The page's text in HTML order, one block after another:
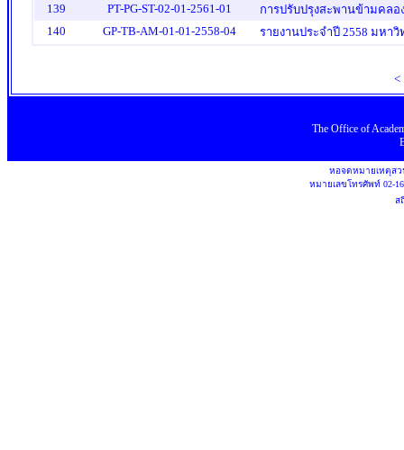
139
PT-PG-ST-02-01-2561-01
การปรับปรุงสะพานข้ามคล
140
GP-TB-AM-01-01-2558-04 รายงานประจำปี 2558 มห
<
The Officeof
หอจดหมายเหตุส
หมายเลขโทรศัพท์ 02-
ส